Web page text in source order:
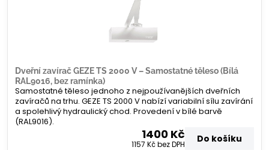
Dveřní zavírač GEZE TS 2000 V – Samostatné těleso (Bílá
RAL9016, bez ramínka)
Samostatné těleso jednoho z nejpoužívanějších dveřních
zavíračů na trhu. GEZE TS 2000 V nabízí variabilní sílu zavírání
a spolehlivý hydraulický chod. Provedení v bílé barvě
(RAL9016).
1400 Kč
1157 Kčbez DPH Do košíku